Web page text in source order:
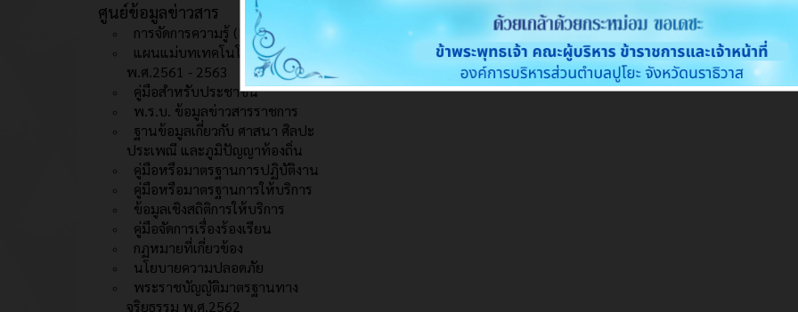
ศูนย์ข้อมูลข่าวสาร
การจัดการความรู้ (KM)
แผนแม่บทเทคโนโลยีสารสนเทศ
พ.ศ.2561 - 2563
คู่มือสำหรับประชาชน
พ.ร.บ. ข้อมูลข่าวสารราชการ
ฐานข้อมูลเกี่ยวกับ ศาสนา ศิลปะ
ประเพณี และภูมิปัญญาท้องถิ่น
คู่มือหรือมาตรฐานการปฏิบัติงาน
คู่มือหรือมาตรฐานการให้บริการ
ข้อมูลเชิงสถิติการให้บริการ
คู่มือจัดการเรื่องร้องเรียน
กฏหมายที่เกี่ยวข้อง
นโยบายความปลอดภัย
พระราชบัญญัติมาตรฐานทาง
จริยธรรม พ.ศ.2562